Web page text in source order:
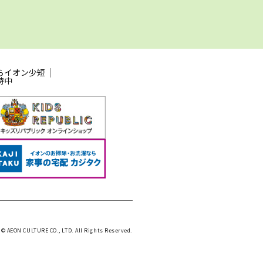
イオン少短
中
AEON CULTURE CO., LTD. All Rights Reserved.